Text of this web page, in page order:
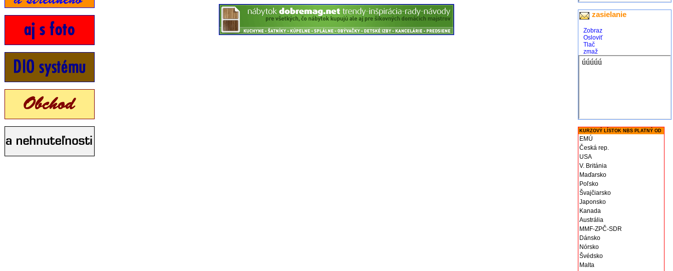
zasielanie
Zobraz
Osloviť
Tlač
zmaž
KURZOVÝ LÍSTOK NBS PLATNÝ OD
EMÚ
Česká rep.
USA
V. Británia
Maďarsko
Poľsko
Švajčiarsko
Japonsko
Kanada
Austrália
MMF-ZPČ-SDR
Dánsko
Nórsko
Švédsko
Malta